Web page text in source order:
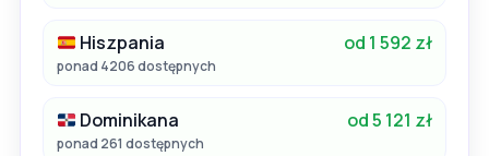
Hiszpania od 1 592 zł
ponad 4206 dostępnych
Dominikana od 5 121 zł
ponad 261 dostępnych